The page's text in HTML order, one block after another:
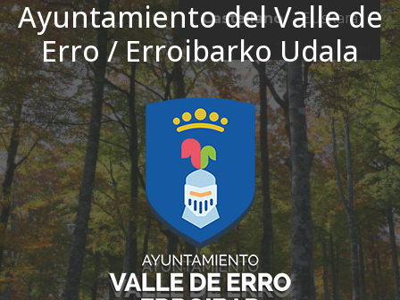
Ayuntamiento del Valle de
Erro / Erroibarko Udala
Ir al contenido
Castellano
Euskara
El tiempo - Tutiempo.net